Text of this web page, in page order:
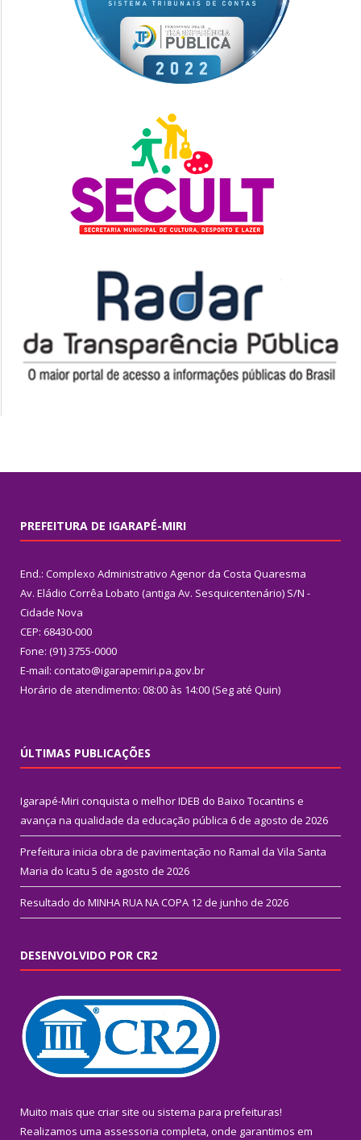
PREFEITURA DE IGARAPÉ-MIRI
End.: Complexo Administrativo Agenor da Costa Quaresma
Av. Eládio Corrêa Lobato (antiga Av. Sesquicentenário) S/N -
Cidade Nova
CEP: 68430-000
Fone: (91) 3755-0000
E-mail: contato@igarapemiri.pa.gov.br
Horário de atendimento: 08:00 às 14:00 (Seg até Quin)
ÚLTIMAS PUBLICAÇÕES
Igarapé-Miri conquista o melhor IDEB do Baixo Tocantins e
avança na qualidade da educação pública 6 de agosto de 2026
Prefeitura inicia obra de pavimentação no Ramal da Vila Santa
Maria do Icatu 5 de agosto de 2026
Resultado do MINHA RUA NA COPA 12 de junho de 2026
DESENVOLVIDO POR CR2
Muito mais que criar site ou sistema para prefeituras!
Realizamos uma assessoria completa, onde garantimos em